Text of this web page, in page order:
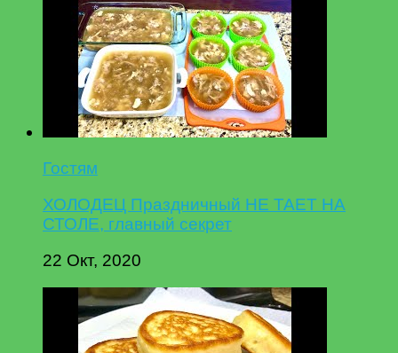
Гостям
ХОЛОДЕЦ Праздничный НЕ ТАЕТ НА
СТОЛЕ, главный секрет
22 Окт, 2020